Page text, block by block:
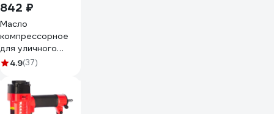
842 ₽
Mасло
компрессорное
для уличного
использования 1л
ISO-100 MANNOL
1918
4.9(37)